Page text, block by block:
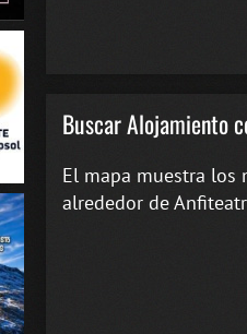
Buscar Alojamiento
El mapa muestra
alrededor de